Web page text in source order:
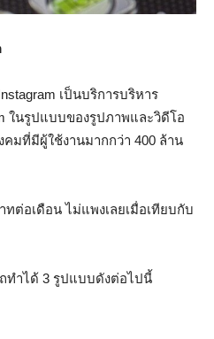
เป็นบริการบริหาร
ในรูปแบบของรูปภาพและวิดีโอ
คมที่มีผู้ใช้งานมากกว่า 400 ล้าน
ต่อเดือน ไม่แพงเลยเมื่อเทียบกับ
ทำได้ 3 รูปแบบดังต่อไปนี้